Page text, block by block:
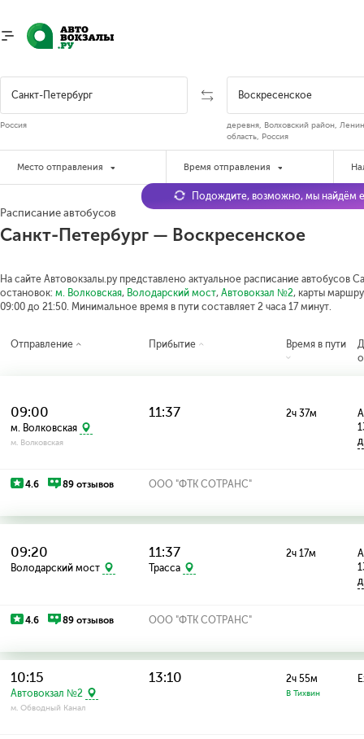
Россия
деревня, Волховский район,
область, Россия
Место отправления Время отправления
Расписание автобусов
Санкт-Петербург — Воскресенское
На сайте Автовокзалы.ру представлено актуальное расписание автобусов
остановок: м. Волковская, Володарский мост, Автовокзал №2, карты
09:00 до 21:50. Минимальное время в пути составляет 2 часа 17 минут.
Подождите, возможно, мы найдём
Отправление Прибытие Время в пути
09:00
м. Волковская
м. Волковская
11:37 2ч 37м
4.6 89 отзывов ООО "ФТК СОТРАНС"
09:20
Володарский мост
11:37
Трасса
2ч 17м
4.6 89 отзывов ООО "ФТК СОТРАНС"
10:15
Автовокзал №2
м. Обводный Канал
13:10 2ч 55м
В Тихвин